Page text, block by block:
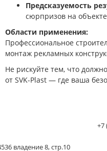
Предсказуемость
сюрпризов на
Области применения:
Профессиональное
монтаж рекламных
Не рискуйте тем, что
от SVK-Plast — где ваша
владение 8, стр.10
+7